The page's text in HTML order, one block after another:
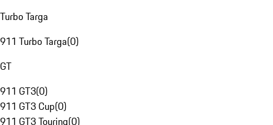
Turbo Targa
911 Turbo Targa(0)
GT
911 GT3(0)
911 GT3 Cup(0)
911 GT3 Touring(0)